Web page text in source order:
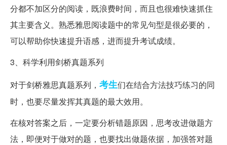
分都不加区分的阅读，既浪费时间，而且也很难快速抓住
其主要含义。熟悉雅思阅读题中的常见句型是很必要的，
可以帮助你快速提升语感，进而提升考试成绩。
3、科学利用剑桥真题系列
对于剑桥雅思真题系列， 考生们在结合方法技巧练习的同
时，也要尽量发挥其真题的最大效用。
在核对答案之后，一定要分析错题原因，思考改进做题方
法，即便对于做对的题，也要找出做题依据，加强答对题